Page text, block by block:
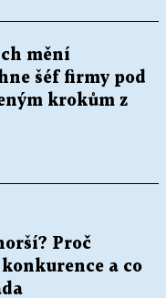
mění
šéf firmy pod
krokům z
Proč
a co